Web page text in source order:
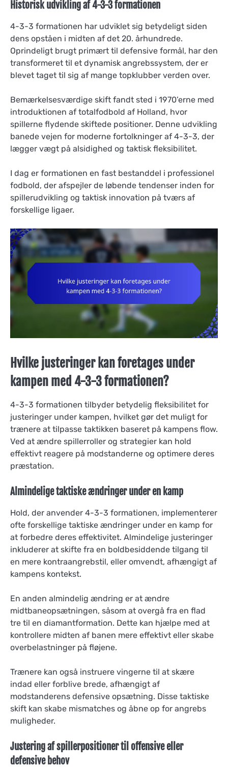
Historisk udvikling af 4-3-3 formationen
4-3-3 formationen har udviklet sig betydeligt siden
dens opståen i midten af det 20. århundrede.
Oprindeligt brugt primært til defensive formål, har den
transformeret til et dynamisk angrebssystem, der er
blevet taget til sig af mange topklubber verden over.
Bemærkelsesværdige skift fandt sted i 1970’erne med
introduktionen af totalfodbold af Holland, hvor
spillerne flydende skiftede positioner. Denne udvikling
banede vejen for moderne fortolkninger af 4-3-3, der
lægger vægt på alsidighed og taktisk fleksibilitet.
I dag er formationen en fast bestanddel i professionel
fodbold, der afspejler de løbende tendenser inden for
spillerudvikling og taktisk innovation på tværs af
forskellige ligaer.
Hvilke justeringer kan foretages under
kampen med 4-3-3 formationen?
4-3-3 formationen tilbyder betydelig fleksibilitet for
justeringer under kampen, hvilket gør det muligt for
trænere at tilpasse taktikken baseret på kampens flow.
Ved at ændre spillerroller og strategier kan hold
effektivt reagere på modstanderne og optimere deres
præstation.
Almindelige taktiske ændringer under en kamp
Hold, der anvender 4-3-3 formationen, implementerer
ofte forskellige taktiske ændringer under en kamp for
at forbedre deres effektivitet. Almindelige justeringer
inkluderer at skifte fra en boldbesiddende tilgang til
en mere kontraangrebstil, eller omvendt, afhængigt af
kampens kontekst.
En anden almindelig ændring er at ændre
midtbaneopsætningen, såsom at overgå fra en flad
tre til en diamantformation. Dette kan hjælpe med at
kontrollere midten af banen mere effektivt eller skabe
overbelastninger på fløjene.
Trænere kan også instruere vingerne til at skære
indad eller forblive brede, afhængigt af
modstanderens defensive opsætning. Disse taktiske
skift kan skabe mismatches og åbne op for angrebs
muligheder.
Justering af spillerpositioner til offensive eller
defensive behov